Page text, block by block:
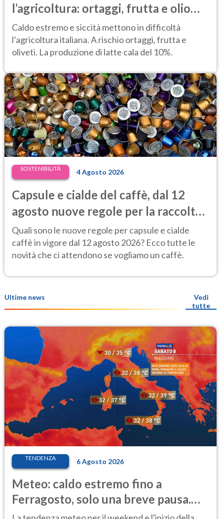
l’agricoltura: ortaggi, frutta e olio
d’oliva a rischio, latte in calo del 10%
Caldo estremo e siccità mettono in difficoltà
l’agricoltura italiana. A rischio ortaggi, frutta e
oliveti. La produzione di latte cala del 10%.
SOSTENIBILITÀ 4 Agosto 2026
Capsule e cialde del caffè, dal 12
agosto nuove regole per la raccolta
differenziata
Quali sono le nuove regole per capsule e cialde
caffè in vigore dal 12 agosto 2026? Ecco tutte le
novità che ci attendono se vogliamo un caffè.
Ultime news
Vedi
tutte
TENDENZA 6 Agosto 2026
Meteo: caldo estremo fino a
Ferragosto, solo una breve pausa.
Ecco dove